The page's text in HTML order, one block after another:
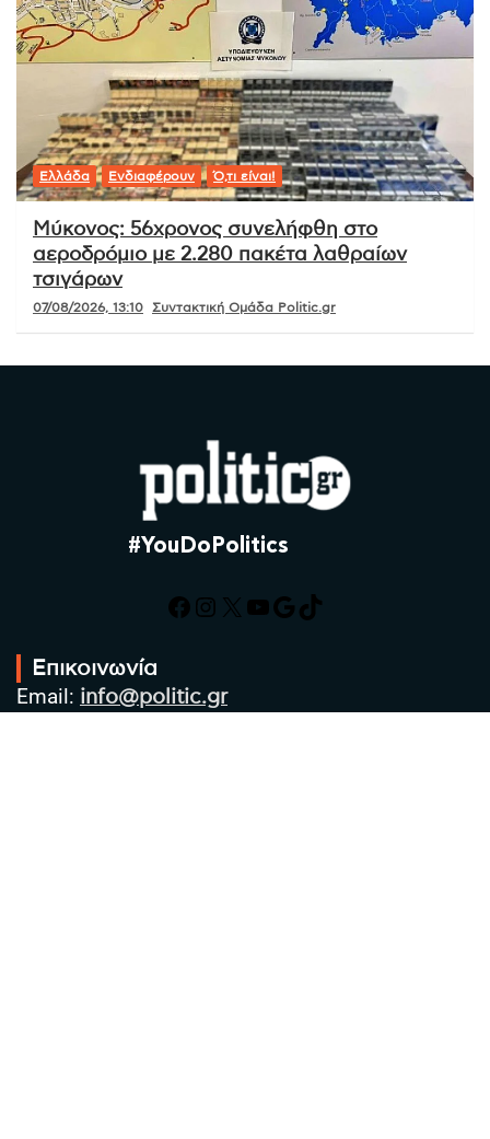
Ελλάδα Ενδιαφέρουν Ό,τι είναι!
Μύκονος: 56χρονος συνελήφθη στο
αεροδρόμιο με 2.280 πακέτα λαθραίων
τσιγάρων
07/08/2026, 13:10 Συντακτική Ομάδα Politic.gr
#YouDoPolitics
Facebook
Instagram
X YouTube
Google
TikTok
Επικοινωνία
Email: info@politic.gr